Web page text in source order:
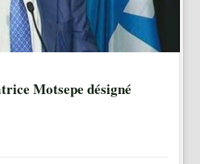
Motsepe désigné